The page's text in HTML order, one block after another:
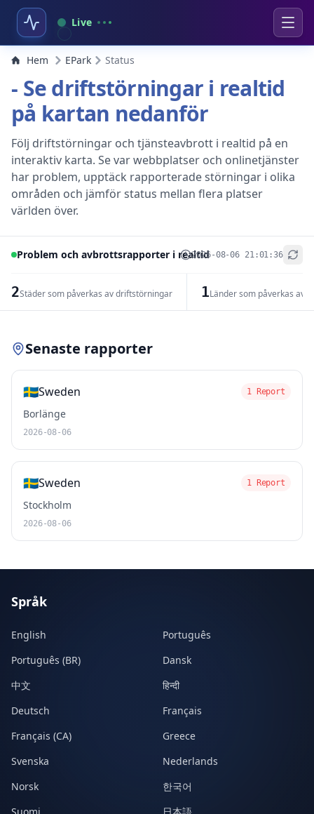
Live
Hem EPark Status
- Se driftstörningar i realtid
på kartan nedanför
Följ driftstörningar och tjänsteavbrott i realtid på en
interaktiv karta. Se var webbplatser och onlinetjänster
har problem, upptäck rapporterade störningar i olika
områden och jämför status mellan flera platser
världen över.
Problem och avbrottsrapporter i realtid2026-08-06 21:01:36
2Städer som påverkas av driftstörningar 1Länder som påverkas av
+
Senaste rapporter
🇸🇪Sweden 1 Report
Borlänge
2026-08-06
🇸🇪Sweden 1 Report
Stockholm
2026-08-06
Språk
English
Português
Português (BR)
Dansk
中文
हिन्दी
Deutsch
Français
Français (CA)
Greece
Svenska
Nederlands
Norsk
한국어